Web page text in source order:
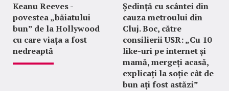
Keanu Reeves -
povestea „băiatului
bun” de la Hollywood
cu care viața a fost
nedreaptă
Ședință cu scântei din
cauza metroului din
Cluj. Boc, către
consilierii USR: „Cu 10
like-uri pe internet și
mamă, mergeți acasă,
explicați la soție cât de
bun ați fost astăzi”